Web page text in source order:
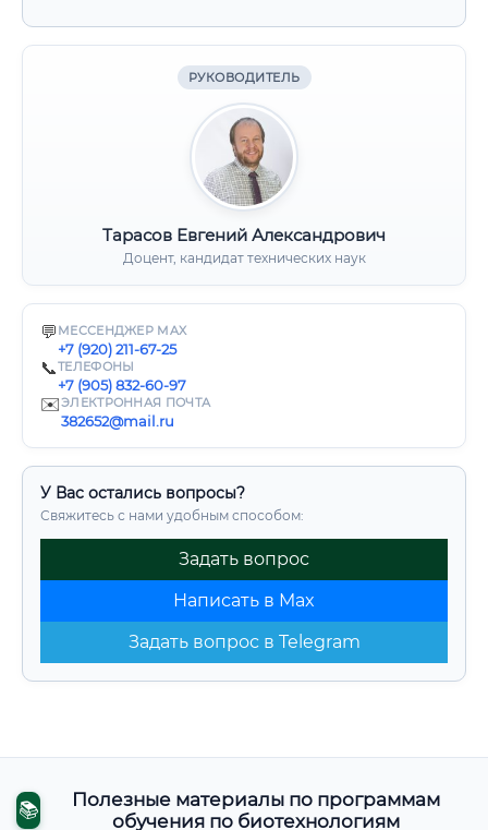
РУКОВОДИТЕЛЬ
Тарасов Евгений Александрович
Доцент, кандидат технических наук
💬 МЕССЕНДЖЕР MAX
+7 (920) 211-67-25
📞ТЕЛЕФОНЫ
+7 (905) 832-60-97
✉️ЭЛЕКТРОННАЯ ПОЧТА
382652@mail.ru
У Вас остались вопросы?
Свяжитесь с нами удобным способом:
Задать вопрос
Написать в Max
Задать вопрос в Telegram
📚
Полезные материалы по программам
обучения по биотехнологиям